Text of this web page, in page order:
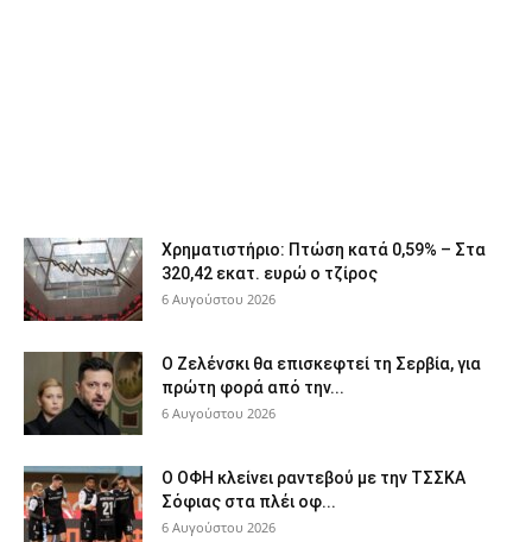
Χρηματιστήριο: Πτώση κατά 0,59% – Στα
320,42 εκατ. ευρώ ο τζίρος
6 Αυγούστου 2026
Ο Ζελένσκι θα επισκεφτεί τη Σερβία, για
πρώτη φορά από την...
6 Αυγούστου 2026
Ο ΟΦΗ κλείνει ραντεβού με την ΤΣΣΚΑ
Σόφιας στα πλέι οφ...
6 Αυγούστου 2026